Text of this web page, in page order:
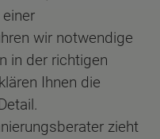
wir notwendige
in der richtigen
Ihnen die
zieht